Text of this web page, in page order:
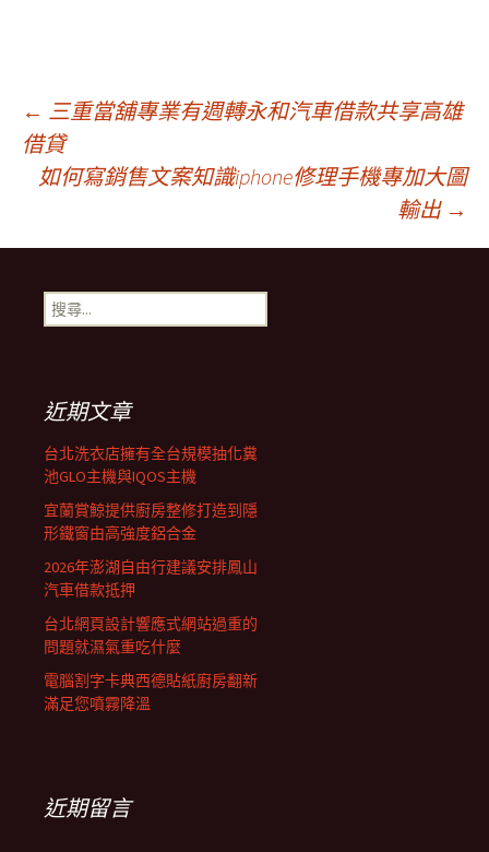
文
章
導
航
列
← 三重當舖專業有週轉永和汽車借款共享高雄
借貸
如何寫銷售文案知識iphone修理手機專加大圖
輸出 →
搜
尋
近期文章
台北洗衣店擁有全台規模抽化糞
池GLO主機與IQOS主機
宜蘭賞鯨提供廚房整修打造到隱
形鐵窗由高強度鋁合金
2026年澎湖自由行建議安排鳳山
汽車借款抵押
台北網頁設計響應式網站過重的
問題就濕氣重吃什麼
電腦割字卡典西德貼紙廚房翻新
滿足您噴霧降溫
近期留言